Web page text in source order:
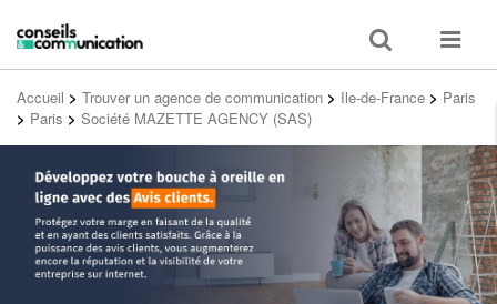
Toggle
search
Toggle
Accueil > Trouver un agence de communication > Ile-de-France > Paris
> Paris > Société MAZETTE AGENCY (SAS)